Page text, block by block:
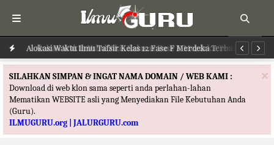
Alokasi Waktu Ilmu Tafsir Kelas 12 Fase F Merdeka Terbaru
×
SILAHKAN SIMPAN & INGAT NAMA DOMAIN / WEB KAMI :
Download di web klon sama seperti anda perlahan-lahan
Mematikan WEBSITE asli yang Menyediakan File Kebutuhan Anda
(Guru).
ILMUGURU.org | JALURGURU.com